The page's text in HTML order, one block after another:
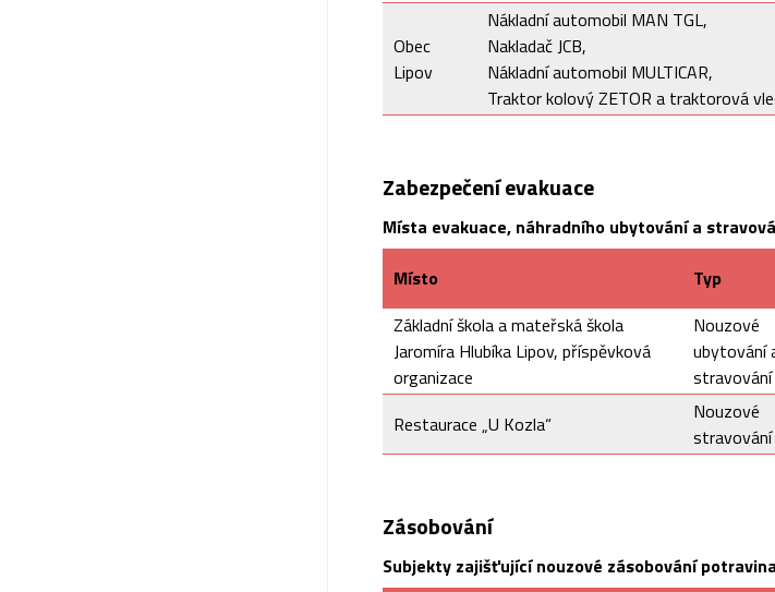
Obec
Lipov
Nákladní automobil MAN TGL,
Nakladač JCB,
Nákladní automobil MULTICAR,
Traktor kolový ZETOR a traktorová
Zabezpečení evakuace
Místa evakuace, náhradního ubytování a
Místo
Typ
Základní škola a mateřská škola
Jaromíra Hlubíka Lipov, příspěvková
organizace
Nouzové
ubytování
stravování
Restaurace „U Kozla“
Nouzové
stravování
Zásobování
Subjekty zajišťující nouzové zásobování